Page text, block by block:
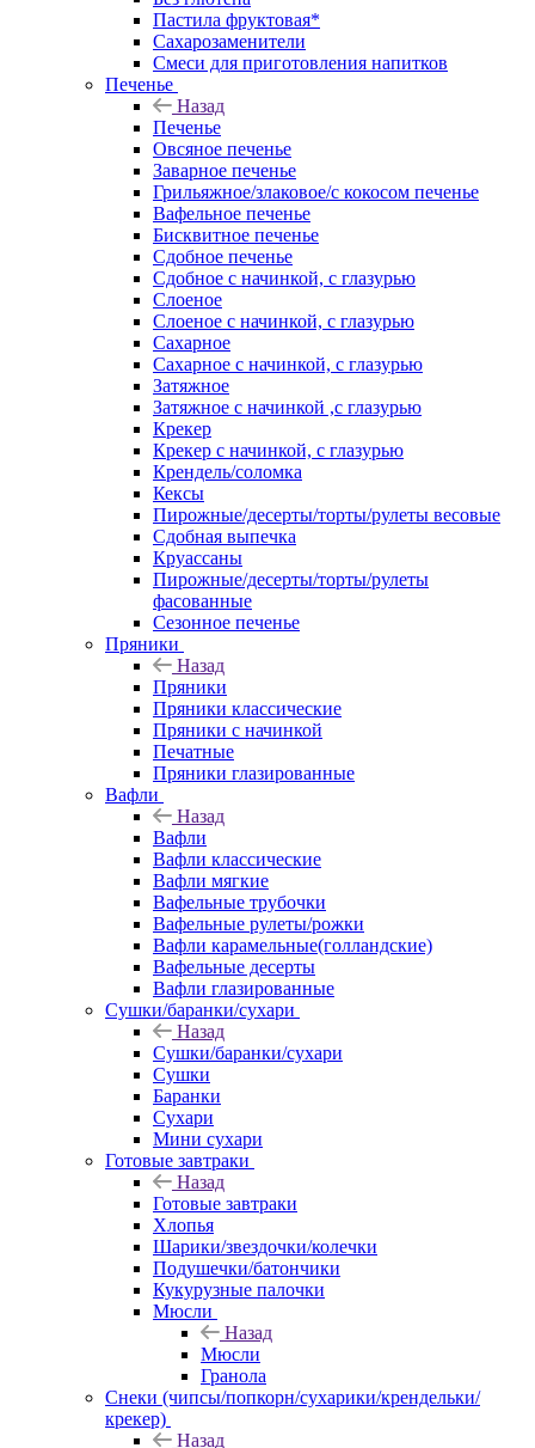
Пастила фруктовая*
Сахарозаменители
Смеси для приготовления напитков
Печенье
Назад
Печенье
Овсяное печенье
Заварное печенье
Грильяжное/злаковое/с кокосом печенье
Вафельное печенье
Бисквитное печенье
Сдобное печенье
Сдобное с начинкой, с глазурью
Слоеное
Слоеное с начинкой, с глазурью
Сахарное
Сахарное с начинкой, с глазурью
Затяжное
Затяжное с начинкой ,с глазурью
Крекер
Крекер с начинкой, с глазурью
Крендель/соломка
Кексы
Пирожные/десерты/торты/рулеты весовые
Сдобная выпечка
Круассаны
Пирожные/десерты/торты/рулеты
фасованные
Сезонное печенье
Пряники
Назад
Пряники
Пряники классические
Пряники с начинкой
Печатные
Пряники глазированные
Вафли
Назад
Вафли
Вафли классические
Вафли мягкие
Вафельные трубочки
Вафельные рулеты/рожки
Вафли карамельные(голландские)
Вафельные десерты
Вафли глазированные
Сушки/баранки/сухари
Назад
Сушки/баранки/сухари
Сушки
Баранки
Сухари
Мини сухари
Готовые завтраки
Назад
Готовые завтраки
Хлопья
Шарики/звездочки/колечки
Подушечки/батончики
Кукурузные палочки
Мюсли
Назад
Мюсли
Гранола
Снеки (чипсы/попкорн/сухарики/крендельки/
крекер)
Назад